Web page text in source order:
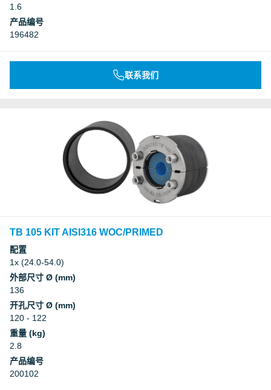
1.6
产品编号
196482
联系我们
TB 105 KIT AISI316 WOC/PRIMED
配置
1x (24.0-54.0)
外部尺寸 Ø (mm)
136
开孔尺寸 Ø (mm)
120 - 122
重量 (kg)
2.8
产品编号
200102